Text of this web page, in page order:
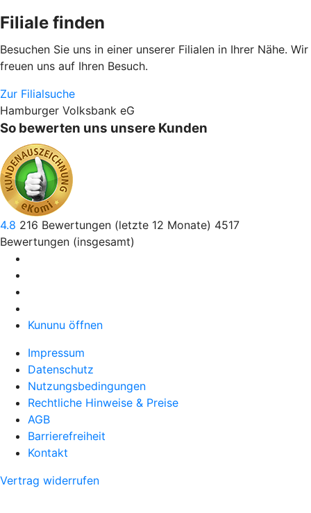
Filiale finden
Besuchen Sie uns in einer unserer Filialen in Ihrer Nähe. Wir
freuen uns auf Ihren Besuch.
Zur Filialsuche
Hamburger Volksbank eG
So bewerten uns unsere Kunden
4.8 216 Bewertungen (letzte 12 Monate) 4517
Bewertungen (insgesamt)
Kununu öffnen
Impressum
Datenschutz
Nutzungsbedingungen
Rechtliche Hinweise & Preise
AGB
Barrierefreiheit
Kontakt
Vertrag widerrufen